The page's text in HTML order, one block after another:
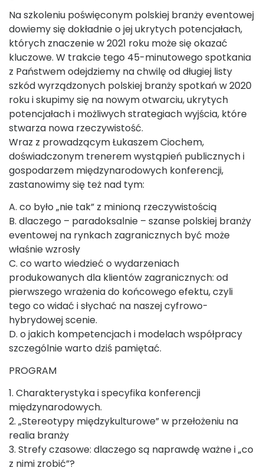
Na szkoleniu poświęconym polskiej branży eventowej
dowiemy się dokładnie o jej ukrytych potencjałach,
których znaczenie w 2021 roku może się okazać
kluczowe. W trakcie tego 45-minutowego spotkania
z Państwem odejdziemy na chwilę od długiej listy
szkód wyrządzonych polskiej branży spotkań w 2020
roku i skupimy się na nowym otwarciu, ukrytych
potencjałach i możliwych strategiach wyjścia, które
stwarza nowa rzeczywistość.
Wraz z prowadzącym Łukaszem Ciochem,
doświadczonym trenerem wystąpień publicznych i
gospodarzem międzynarodowych konferencji,
zastanowimy się też nad tym:
A. co było „nie tak” z minioną rzeczywistością
B. dlaczego – paradoksalnie – szanse polskiej branży
eventowej na rynkach zagranicznych być może
właśnie wzrosły
C. co warto wiedzieć o wydarzeniach
produkowanych dla klientów zagranicznych: od
pierwszego wrażenia do końcowego efektu, czyli
tego co widać i słychać na naszej cyfrowo-
hybrydowej scenie.
D. o jakich kompetencjach i modelach współpracy
szczególnie warto dziś pamiętać.
PROGRAM
1. Charakterystyka i specyfika konferencji
międzynarodowych.
2. „Stereotypy międzykulturowe” w przełożeniu na
realia branży
3. Strefy czasowe: dlaczego są naprawdę ważne i „co
z nimi zrobić”?